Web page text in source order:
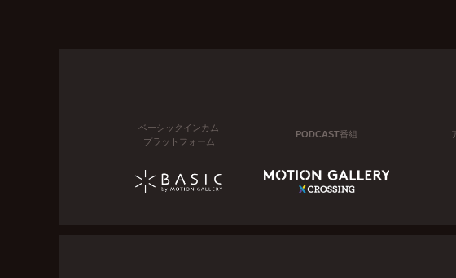
ベーシックインカム
プラットフォーム
PODCAST番組